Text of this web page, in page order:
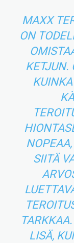
MAXX
ON
KETJUN.
SIITÄ
LISÄ,